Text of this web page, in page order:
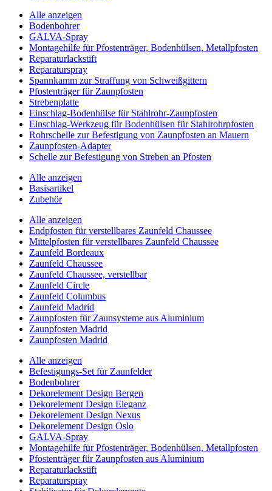
Alle anzeigen
Bodenbohrer
GALVA-Spray
Montagehilfe für Pfostenträger, Bodenhülsen, Metallpfosten
Reparaturlackstift
Reparaturspray
Spannkamm zur Straffung von Schweißgittern
Pfostenträger für Zaunpfosten
Strebenplatte
Einschlag-Bodenhülse für Stahlrohr-Zaunpfosten
Einschlag-Werkzeug für Bodenhülsen für Stahlrohrpfosten
Rohrschelle zur Befestigung von Zaunpfosten an Mauern
Zaunpfosten-Adapter
Schelle zur Befestigung von Streben an Pfosten
Alle anzeigen
Basisartikel
Zubehör
Alle anzeigen
Endpfosten für verstellbares Zaunfeld Chaussee
Mittelpfosten für verstellbares Zaunfeld Chaussee
Zaunfeld Bordeaux
Zaunfeld Chaussee
Zaunfeld Chaussee, verstellbar
Zaunfeld Circle
Zaunfeld Columbus
Zaunfeld Madrid
Zaunpfosten für Zaunsysteme aus Aluminium
Zaunpfosten Madrid
Zaunpfosten Madrid
Alle anzeigen
Befestigungs-Set für Zaunfelder
Bodenbohrer
Dekorelement Design Bergen
Dekorelement Design Eleganz
Dekorelement Design Nexus
Dekorelement Design Oslo
GALVA-Spray
Montagehilfe für Pfostenträger, Bodenhülsen, Metallpfosten
Pfostenträger für Zaunpfosten aus Aluminium
Reparaturlackstift
Reparaturspray